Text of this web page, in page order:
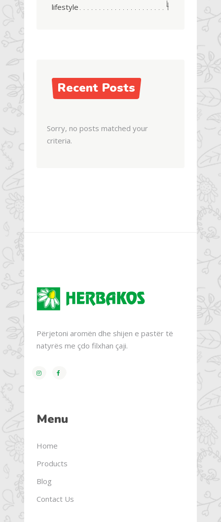
lifestyle 4
Recent Posts
Sorry, no posts matched your
criteria.
Përjetoni aromën dhe shijen e pastër të
natyrës me çdo filxhan çaji.
Menu
Home
Products
Blog
Contact Us